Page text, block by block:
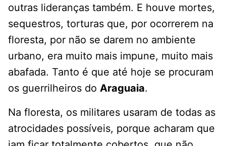
outras lideranças também. E houve mortes,
sequestros, torturas que, por ocorrerem na
floresta, por não se darem no ambiente
urbano, era muito mais impune, muito mais
abafada. Tanto é que até hoje se procuram
os guerrilheiros do Araguaia.
Na floresta, os militares usaram de todas as
atrocidades possíveis, porque acharam que